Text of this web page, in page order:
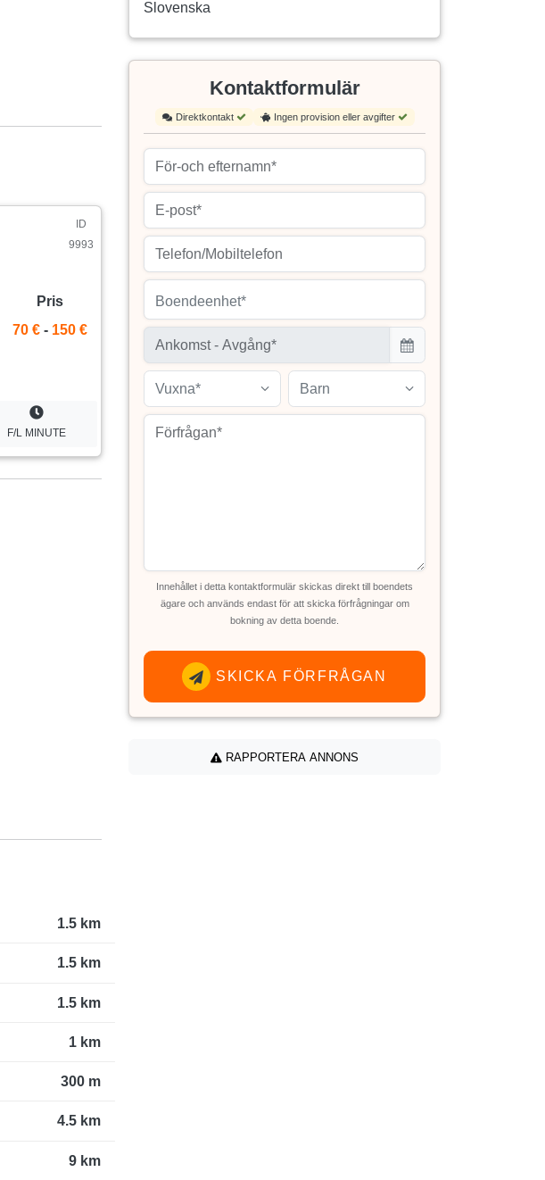
ID
9993
Pris
70 € - 150 €
F/L MINUTE
1.5 km
1.5 km
1.5 km
1 km
300 m
4.5 km
9 km
Slovenska
Kontaktformulär
Direktkontakt Ingen provision eller avgifter
Boendeenhet*
Vuxna* Barn
Innehållet i detta kontaktformulär skickas direkt till boendets
ägare och används endast för att skicka förfrågningar om
bokning av detta boende.
SKICKA FÖRFRÅGAN
RAPPORTERA ANNONS